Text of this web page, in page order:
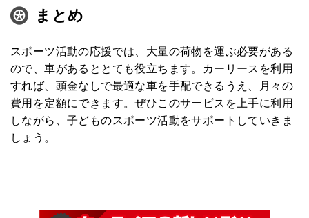
まとめ
スポーツ活動の応援では、大量の荷物を運ぶ必要がある
ので、車があるととても役立ちます。カーリースを利用
すれば、頭金なしで最適な車を手配できるうえ、月々の
費用を定額にできます。ぜひこのサービスを上手に利用
しながら、子どものスポーツ活動をサポートしていきま
しょう。